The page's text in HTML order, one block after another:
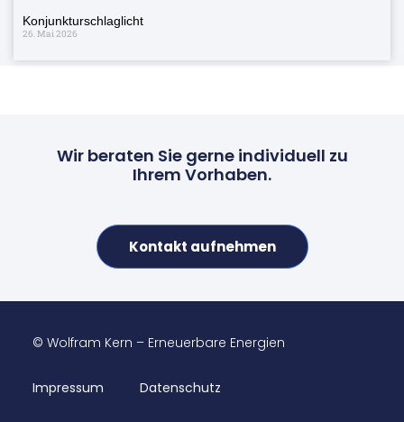
Konjunkturschlaglicht
26. Mai 2026
Wir beraten Sie gerne individuell zu
Ihrem Vorhaben.
Kontakt aufnehmen
© Wolfram Kern – Erneuerbare Energien
Impressum Datenschutz